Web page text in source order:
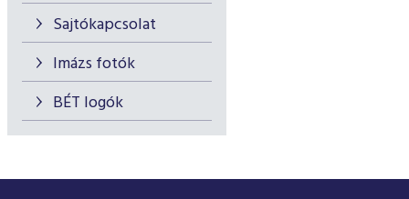
Sajtókapcsolat
Imázs fotók
BÉT logók